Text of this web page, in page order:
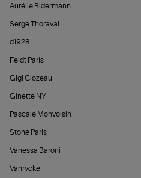
Aurélie Bidermann
Serge Thoraval
d1928
Feidt Paris
Gigi Clozeau
Ginette NY
Pascale Monvoisin
Stone Paris
Vanessa Baroni
Vanrycke